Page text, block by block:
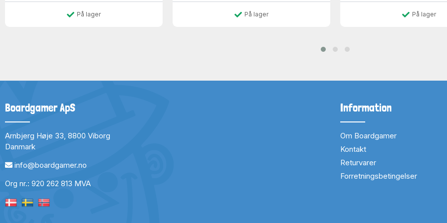
På lager På lager På lager
Boardgamer ApS
Arnbjerg Høje 33, 8800 Viborg
Danmark
info@boardgamer.no
Org nr.: 920 262 813 MVA
Information
Om Boardgamer
Kontakt
Returvarer
Forretningsbetingelser